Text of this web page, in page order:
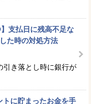
支払日に残高不足な
た時の対処方法
引き落とし時に銀行が
トに貯まったお金を手